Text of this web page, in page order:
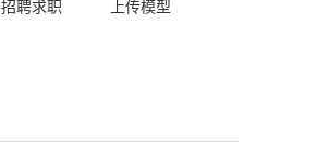
招聘求职 上传模型